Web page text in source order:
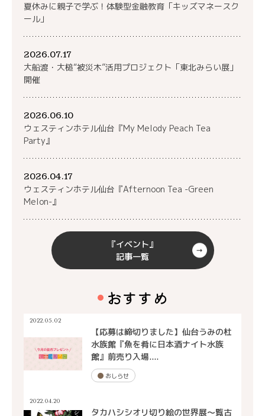
夏休みに親子で学ぶ！体験型金融教育「キッズマネースク
ール」
2026.07.17
大船渡・大槌“被災木”活用プロジェクト「東北みらい展」
開催
2026.06.10
ウェスティンホテル仙台『My Melody Peach Tea
Party』
2026.04.17
ウェスティンホテル仙台『Afternoon Tea -Green
Melon-』
『イベント』
記事一覧
おすすめ
2022.05.02
【応募は締切りました】仙台うみの杜
水族館『魚を肴に日本酒ナイト水族
館』前売り入場....
おしらせ
2022.04.20
タカハシシオリ切り絵の世界展～覧古